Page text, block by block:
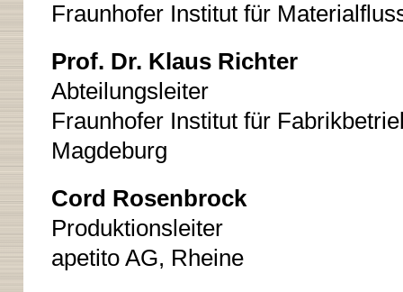
Fraunhofer Institut für
Prof. Dr. Klaus Richter
Abteilungsleiter
Fraunhofer Institut für
Magdeburg
Cord Rosenbrock
Produktionsleiter
apetito AG, Rheine